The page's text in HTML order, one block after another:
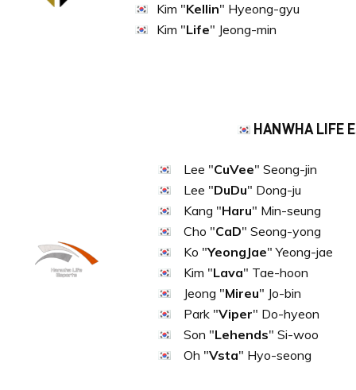
Kim "Kellin" Hyeong-gyu
Kim "Life" Jeong-min
HANWHA LIFE
Lee "CuVee" Seong-jin
Lee "DuDu" Dong-ju
Kang "Haru" Min-seung
Cho "CaD" Seong-yong
Ko "YeongJae" Yeong-jae
Kim "Lava" Tae-hoon
Jeong "Mireu" Jo-bin
Park "Viper" Do-hyeon
Son "Lehends" Si-woo
Oh "Vsta" Hyo-seong